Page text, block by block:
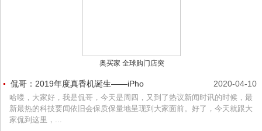
奥买家 全球购门店突
2020-04-10
侃哥：2019年度真香机诞生——iPho
哈喽，大家好，我是侃哥，今天是周四，又到了热议新闻时讯的时候，最
新最热的科技要闻依旧会保质保量地呈现到大家面前。好了，今天就跟大
家侃到这里，...